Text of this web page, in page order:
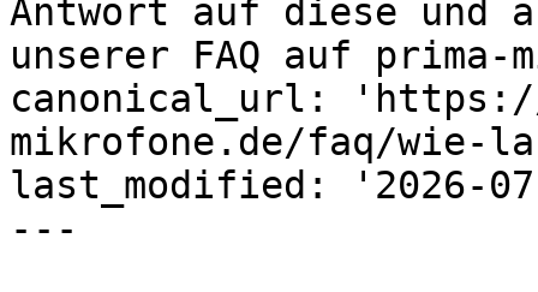
Antwort auf diese und
unserer FAQ auf prima-
canonical_url: 'https://
mikrofone.de/faq/wie-
last_modified: '2026-
---